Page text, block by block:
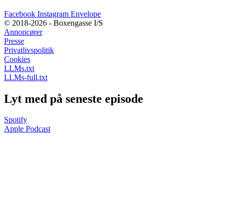
Facebook Instagram Envelope
© 2018-2026 - Boxengasse I/S
Annoncører
Presse
Privatlivspolitik
Cookies
LLMs.txt
LLMs-full.txt
Lyt med på seneste episode
Spotify
Apple Podcast